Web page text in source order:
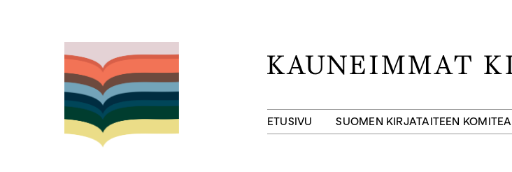
sisältöön
ETUSIVU SUOMEN KIRJATAITEEN KOMITEA